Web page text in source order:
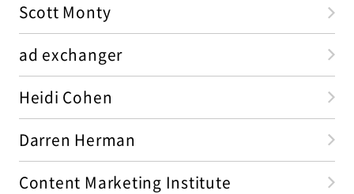
Scott Monty
ad exchanger
Heidi Cohen
Darren Herman
Content Marketing Institute